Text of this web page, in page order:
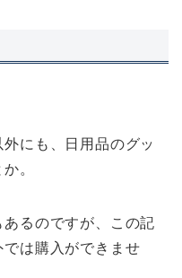
にも、日用品のグッ
。
るのですが、この記
は購入ができませ